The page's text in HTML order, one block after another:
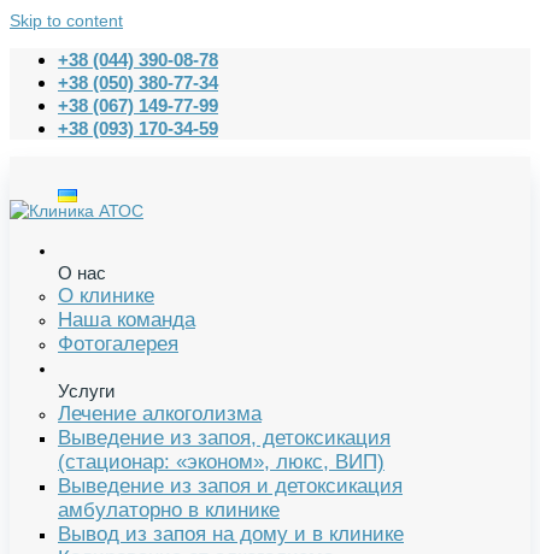
Skip to content
+38 (044) 390-08-78
+38 (050) 380-77-34
+38 (067) 149-77-99
+38 (093) 170-34-59
О нас
О клинике
Наша команда
Фотогалерея
Услуги
Лечение алкоголизма
Выведение из запоя, детоксикация
(стационар: «эконом», люкс, ВИП)
Выведение из запоя и детоксикация
амбулаторно в клинике
Вывод из запоя на дому и в клинике